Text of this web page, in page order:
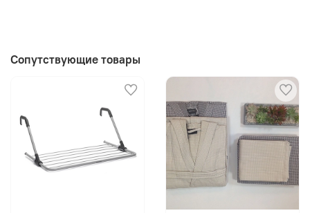
Сопутствующие товары